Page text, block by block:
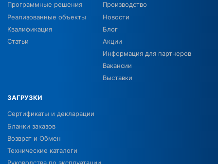
Программные решения
Реализованные объекты
Квалификация
Статьи
Производство
Новости
Блог
Акции
Информация для партнеров
Вакансии
Выставки
ЗАГРУЗКИ
Сертификаты и декларации
Бланки заказов
Возврат и Обмен
Технические каталоги